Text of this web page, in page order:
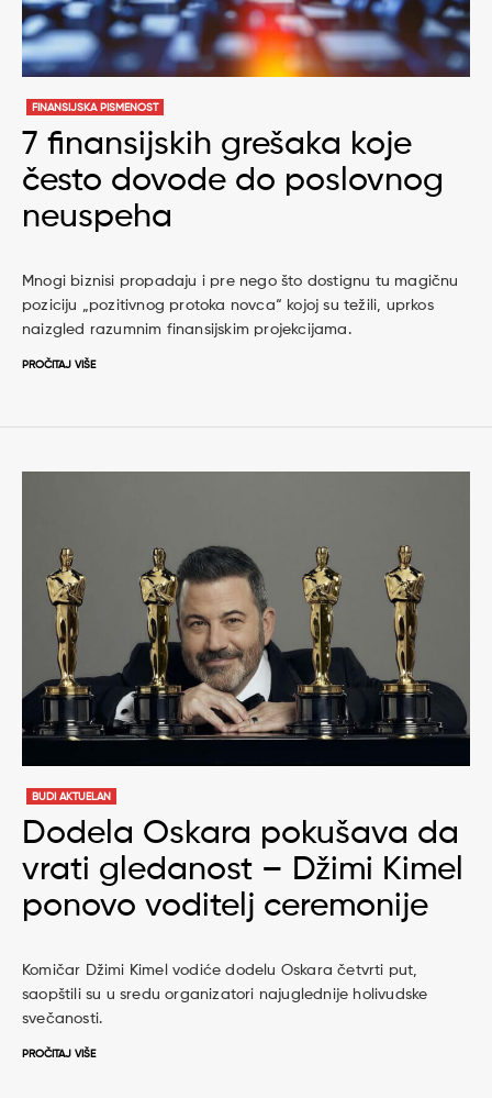
FINANSIJSKA PISMENOST
7 finansijskih grešaka koje
često dovode do poslovnog
neuspeha
Mnogi biznisi propadaju i pre nego što dostignu tu magičnu
poziciju „pozitivnog protoka novca“ kojoj su težili, uprkos
naizgled razumnim finansijskim projekcijama.
PROČITAJ VIŠE
BUDI AKTUELAN
Dodela Oskara pokušava da
vrati gledanost – Džimi Kimel
ponovo voditelj ceremonije
Komičar Džimi Kimel vodiće dodelu Oskara četvrti put,
saopštili su u sredu organizatori najuglednije holivudske
svečanosti.
PROČITAJ VIŠE